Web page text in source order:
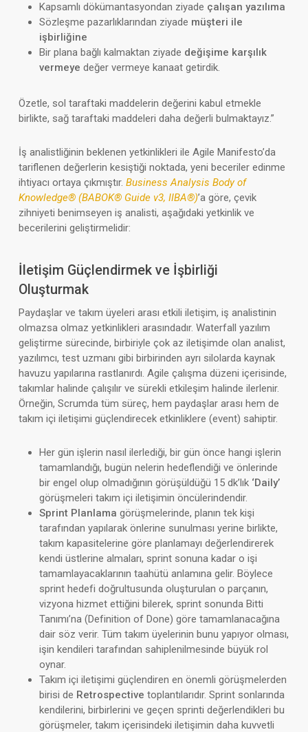
Kapsamlı dökümantasyondan ziyade çalışan yazılıma
Sözleşme pazarlıklarından ziyade müşteri ile
işbirliğine
Bir plana bağlı kalmaktan ziyade değişime karşılık
vermeye değer vermeye kanaat getirdik.
Özetle, sol taraftaki maddelerin değerini kabul etmekle
birlikte, sağ taraftaki maddeleri daha değerli bulmaktayız.”
İş analistliğinin beklenen yetkinlikleri ile Agile Manifesto’da
tariflenen değerlerin kesiştiği noktada, yeni beceriler edinme
ihtiyacı ortaya çıkmıştır. Business Analysis Body of
Knowledge® (BABOK® Guide v3, IIBA®)’a göre, çevik
zihniyeti benimseyen iş analisti, aşağıdaki yetkinlik ve
becerilerini geliştirmelidir:
İletişim Güçlendirmek ve İşbirliği
Oluşturmak
Paydaşlar ve takım üyeleri arası etkili iletişim, iş analistinin
olmazsa olmaz yetkinlikleri arasındadır. Waterfall yazılım
geliştirme sürecinde, birbiriyle çok az iletişimde olan analist,
yazılımcı, test uzmanı gibi birbirinden ayrı silolarda kaynak
havuzu yapılarına rastlanırdı. Agile çalışma düzeni içerisinde,
takımlar halinde çalışılır ve sürekli etkileşim halinde ilerlenir.
Örneğin, Scrumda tüm süreç, hem paydaşlar arası hem de
takım içi iletişimi güçlendirecek etkinliklere (event) sahiptir.
Her gün işlerin nasıl ilerlediği, bir gün önce hangi işlerin
tamamlandığı, bugün nelerin hedeflendiği ve önlerinde
bir engel olup olmadığının görüşüldüğü 15 dk’lık ‘Daily’
görüşmeleri takım içi iletişimin öncülerindendir.
Sprint Planlama görüşmelerinde, planın tek kişi
tarafından yapılarak önlerine sunulması yerine birlikte,
takım kapasitelerine göre planlamayı değerlendirerek
kendi üstlerine almaları, sprint sonuna kadar o işi
tamamlayacaklarının taahütü anlamına gelir. Böylece
sprint hedefi doğrultusunda oluşturulan o parçanın,
vizyona hizmet ettiğini bilerek, sprint sonunda Bitti
Tanımı’na (Definition of Done) göre tamamlanacağına
dair söz verir. Tüm takım üyelerinin bunu yapıyor olması,
işin kendileri tarafından sahiplenilmesinde büyük rol
oynar.
Takım içi iletişimi güçlendiren en önemli görüşmelerden
birisi de Retrospective toplantılarıdır. Sprint sonlarında
kendilerini, birbirlerini ve geçen sprinti değerlendikleri bu
görüşmeler, takım içerisindeki iletişimin daha kuvvetli